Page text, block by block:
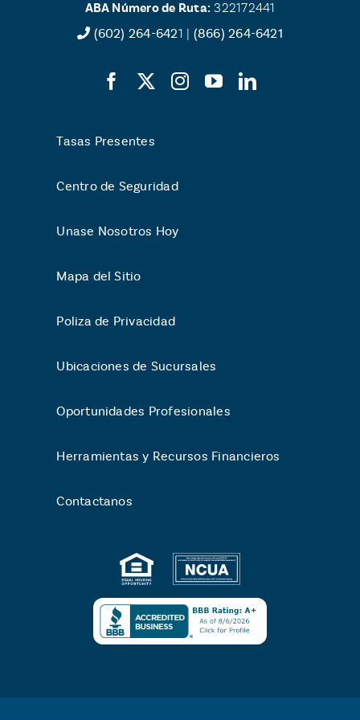
ABA Número de Ruta: 322172441
(602) 264-6421 | (866) 264-6421
Tasas Presentes
Centro de Seguridad
Unase Nosotros Hoy
Mapa del Sitio
Poliza de Privacidad
Ubicaciones de Sucursales
Oportunidades Profesionales
Herramientas y Recursos Financieros
Contactanos